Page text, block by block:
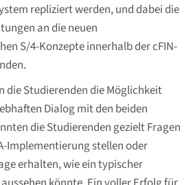
repliziert werden, und dabei die
an die neuen
S/4-Konzepte innerhalb der cFIN-
die Studierenden die Möglichkeit
Dialog mit den beiden
die Studierenden gezielt Fragen
Implementierung stellen oder
erhalten, wie ein typischer